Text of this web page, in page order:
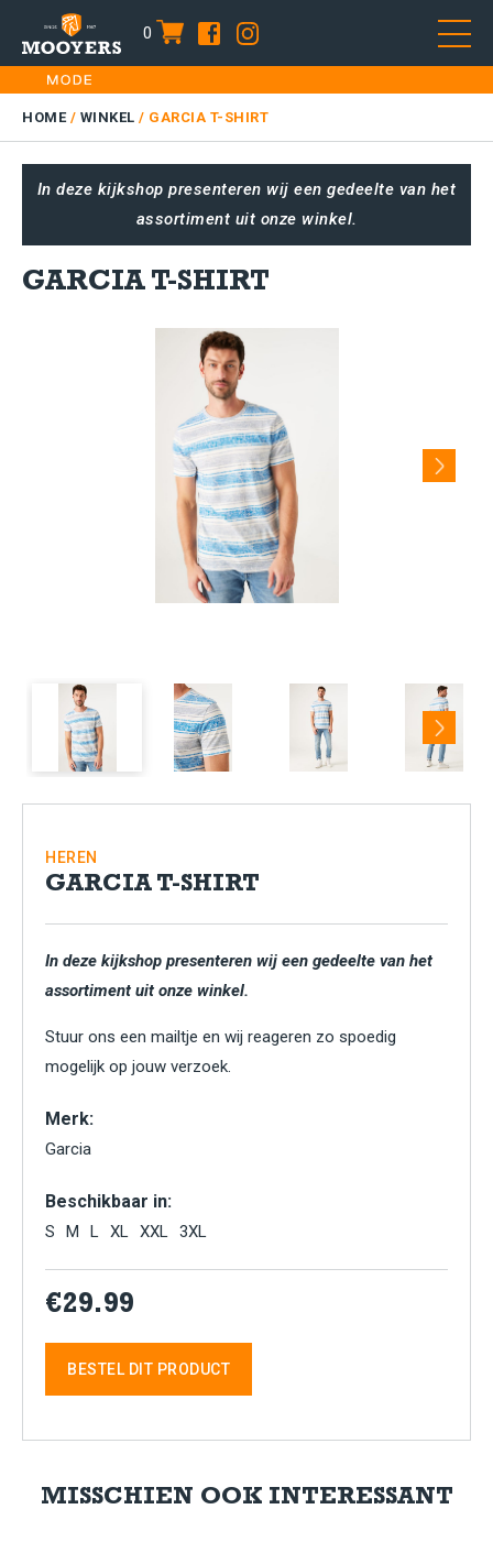
0 item
Skip
to
content
HOME
DAMES
KIDS
PLUS SIZE
HOME/ WINKEL / GARCIA T-SHIRT
In deze kijkshop presenteren wij een gedeelte van het
assortiment uit onze winkel.
GARCIA T-SHIRT
Next
Next
HEREN
GARCIA T-SHIRT
In deze kijkshop presenteren wij een gedeelte van het
assortiment uit onze winkel.
Stuur ons een mailtje en wij reageren zo spoedig
mogelijk op jouw verzoek.
Merk:
Garcia
Beschikbaar in:
S M L XL XXL 3XL
€29.99
BESTEL DIT PRODUCT
MISSCHIEN OOK INTERESSANT